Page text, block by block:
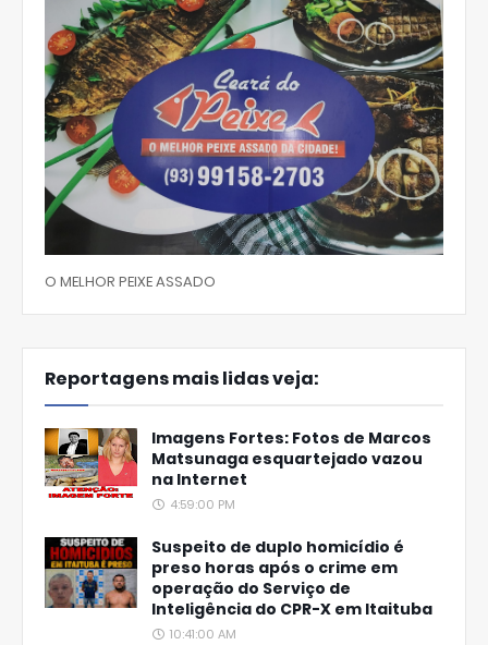
O MELHOR PEIXE ASSADO
Reportagens mais lidas veja:
Imagens Fortes: Fotos de Marcos
Matsunaga esquartejado vazou
na Internet
4:59:00 PM
Suspeito de duplo homicídio é
preso horas após o crime em
operação do Serviço de
Inteligência do CPR-X em Itaituba
10:41:00 AM